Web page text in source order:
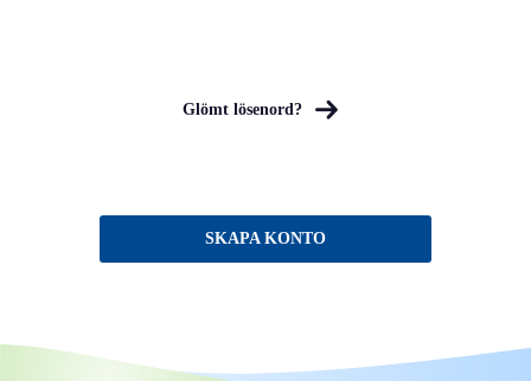
Glömt lösenord?
SKAPA KONTO